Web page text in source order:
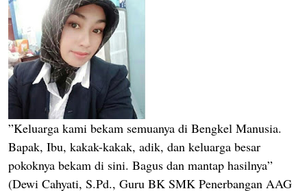
”Keluarga kami bekam semuanya di Bengkel Manusia.
Bapak, Ibu, kakak-kakak, adik, dan keluarga besar
pokoknya bekam di sini. Bagus dan mantap hasilnya”
(Dewi Cahyati, S.Pd., Guru BK SMK Penerbangan AAG